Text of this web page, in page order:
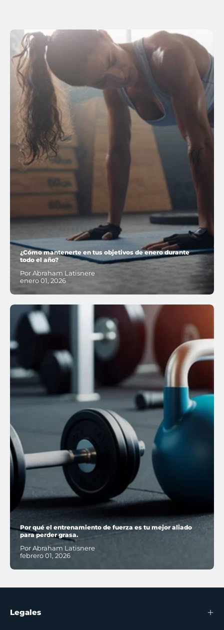
¿Cómo mantenerte en tus objetivos de enero durante
todo el año?
Por Abraham Latisnere
enero 01, 2026
Por qué el entrenamiento de fuerza es tu mejor aliado
para perder grasa.
Por Abraham Latisnere
febrero 01, 2026
Legales